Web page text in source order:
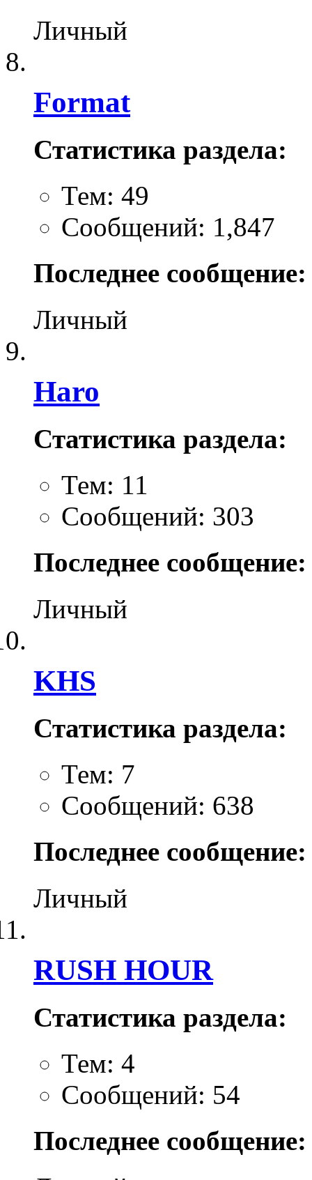
Личный
Format
Статистика раздела:
Тем: 49
Сообщений: 1,847
Последнее сообщение:
Личный
Haro
Статистика раздела:
Тем: 11
Сообщений: 303
Последнее сообщение:
Личный
KHS
Статистика раздела:
Тем: 7
Сообщений: 638
Последнее сообщение:
Личный
RUSH HOUR
Статистика раздела:
Тем: 4
Сообщений: 54
Последнее сообщение: